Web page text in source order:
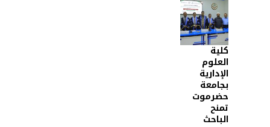
كلية
العلوم
الإدارية
بجامعة
حضرموت
تمنح
الباحث